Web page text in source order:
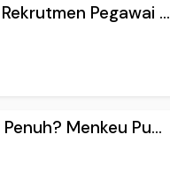
Pegawai ...
Menkeu Pu...